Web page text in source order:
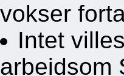
vokser
Intet
arbeidsom